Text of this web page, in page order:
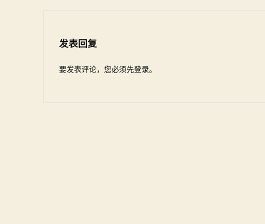
发表回复
要发表评论，您必须先登录。